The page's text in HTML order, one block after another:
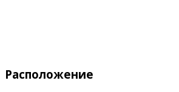
Расположение